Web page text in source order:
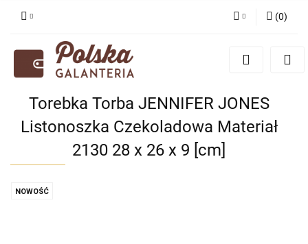
Zaloguj się
(0)
Torebka Torba JENNIFER JONES
Listonoszka Czekoladowa Materiał
2130 28 x 26 x 9 [cm]
NOWOŚĆ